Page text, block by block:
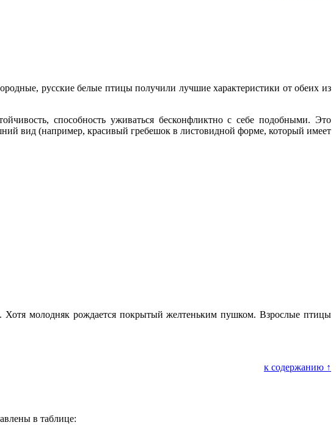
русские белые птицы получили лучшие характеристики от обеих из
способность уживаться бесконфликтно с себе подобными. Это
вид (например, красивый гребешок в листовидной форме, который имеет
Хотя молодняк рождается покрытый желтеньким пушком. Взрослые птицы
к содержанию ↑
в таблице: